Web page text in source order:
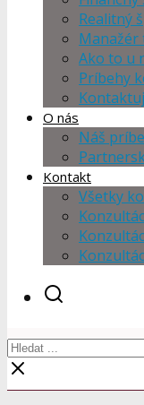
Realitný
Manažér
Ako to u
Príbehy
O nás
Náš
Kontakt
Všetky